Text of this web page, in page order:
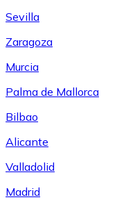
Sevilla
Zaragoza
Murcia
Palma de Mallorca
Bilbao
Alicante
Valladolid
Madrid